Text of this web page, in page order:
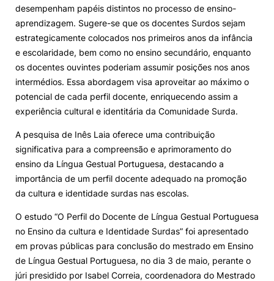
desempenham papéis distintos no processo de ensino-
aprendizagem. Sugere-se que os docentes Surdos sejam
estrategicamente colocados nos primeiros anos da infância
e escolaridade, bem como no ensino secundário, enquanto
os docentes ouvintes poderiam assumir posições nos anos
intermédios. Essa abordagem visa aproveitar ao máximo o
potencial de cada perfil docente, enriquecendo assim a
experiência cultural e identitária da Comunidade Surda.
A pesquisa de Inês Laia oferece uma contribuição
significativa para a compreensão e aprimoramento do
ensino da Língua Gestual Portuguesa, destacando a
importância de um perfil docente adequado na promoção
da cultura e identidade surdas nas escolas.
O estudo “O Perfil do Docente de Língua Gestual Portuguesa
no Ensino da cultura e Identidade Surdas” foi apresentado
em provas públicas para conclusão do mestrado em Ensino
de Língua Gestual Portuguesa, no dia 3 de maio, perante o
júri presidido por Isabel Correia, coordenadora do Mestrado